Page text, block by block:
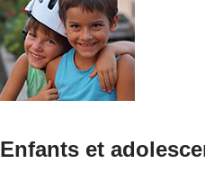
Enfants et